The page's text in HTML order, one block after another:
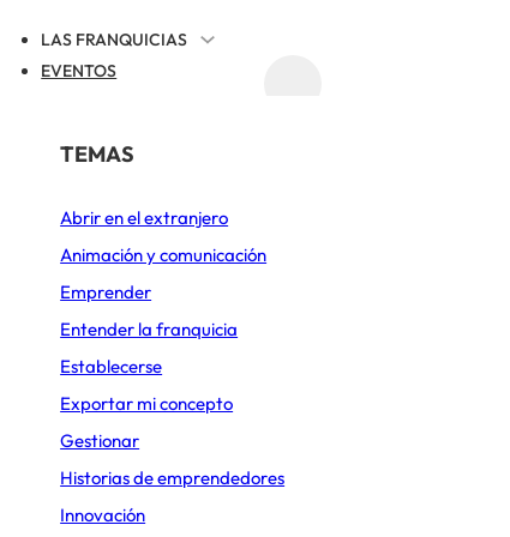
LAS FRANQUICIAS
POR SECTOR
Alimentación
Cafeterías
Comida rápida
Deportes y Ocio
Diseño de cocinas
EVENTOS
TEMAS
Abrir en el extranjero
Animación y comunicación
Emprender
Entender la franquicia
Establecerse
Exportar mi concepto
Gestionar
Historias de emprendedores
Innovación
gimnasio en
DE FEBRERO DE 2026